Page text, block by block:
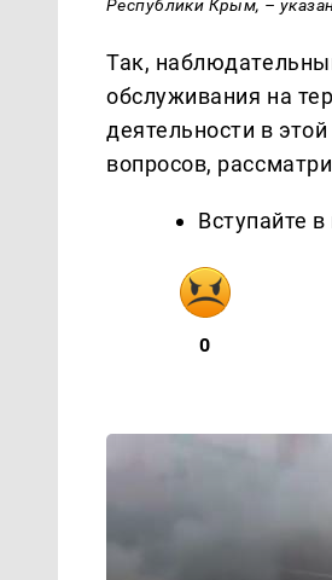
Республики Крым, –
Так,
обслуживания на
деятельности в
вопросов,
Вступайте
0